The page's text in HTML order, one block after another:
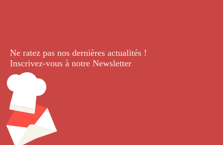
Ne ratez pas nos dernières actualités !
Inscrivez-vous à notre Newsletter.